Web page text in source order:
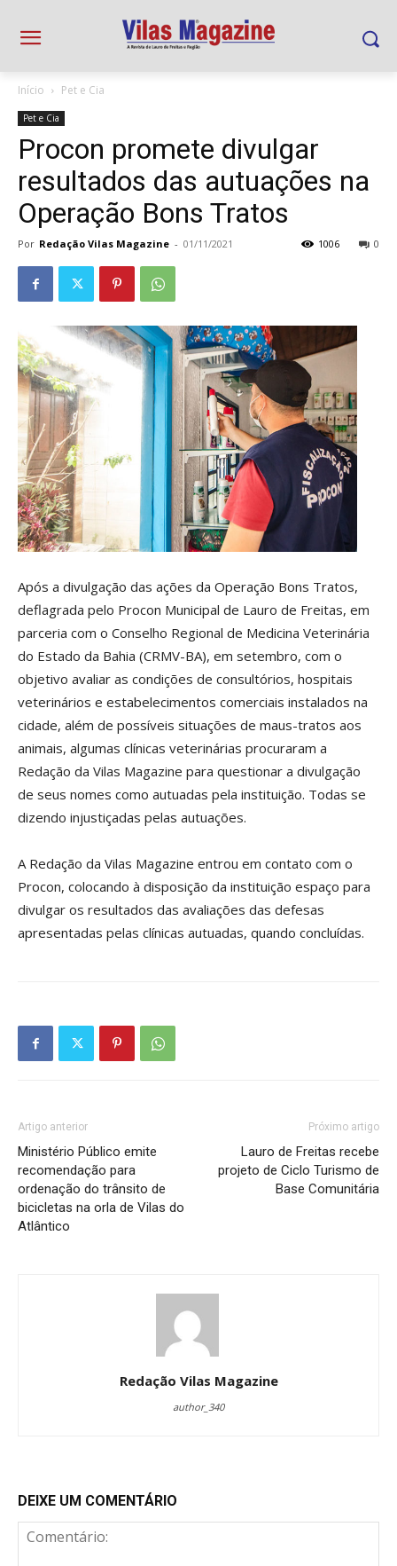
Início Pet e Cia
Pet e Cia
Procon promete divulgar
resultados das autuações na
Operação Bons Tratos
Por Redação Vilas Magazine - 01/11/2021 0
1006
Após a divulgação das ações da Operação Bons Tratos,
deflagrada pelo Procon Municipal de Lauro de Freitas, em
parceria com o Conselho Regional de Medicina Veterinária
do Estado da Bahia (CRMV-BA), em setembro, com o
objetivo avaliar as condições de consultórios, hospitais
veterinários e estabelecimentos comerciais instalados na
cidade, além de possíveis situações de maus-tratos aos
animais, algumas clínicas veterinárias procuraram a
Redação da Vilas Magazine para questionar a divulgação
de seus nomes como autuadas pela instituição. Todas se
dizendo injustiçadas pelas autuações.
A Redação da Vilas Magazine entrou em contato com o
Procon, colocando à disposição da instituição espaço para
divulgar os resultados das avaliações das defesas
apresentadas pelas clínicas autuadas, quando concluídas.
Artigo anterior
Ministério Público emite
recomendação para
ordenação do trânsito de
bicicletas na orla de Vilas do
Atlântico
Próximo artigo
Lauro de Freitas recebe
projeto de Ciclo Turismo de
Base Comunitária
Redação Vilas Magazine
author_340
DEIXE UM COMENTÁRIO